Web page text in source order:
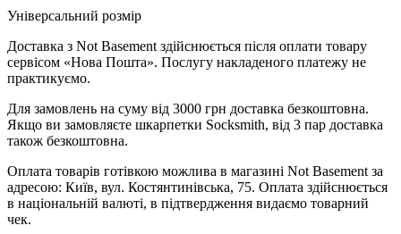
Універсальний розмір
Доставка з Not Basement здійснюється після оплати товару
сервісом «Нова Пошта». Послугу накладеного платежу не
практикуємо.
Для замовлень на суму від 3000 грн доставка безкоштовна.
Якщо ви замовляєте шкарпетки Socksmith, від 3 пар доставка
також безкоштовна.
Оплата товарів готівкою можлива в магазині Not Basement за
адресою: Київ, вул. Костянтинівська, 75. Оплата здійснюється
в національній валюті, в підтвердження видаємо товарний
чек.